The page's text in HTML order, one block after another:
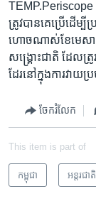
ត្រូវ​បាន​គេ​ប្រើ​ដើ
ហោច​ណាស់​ខែ​មេសា
សង្គ្រោះ​ជាតិ ដែល​ត្
ដែរ​នៅ​ក្នុង​ការ​វា
ចែករំលែក
This item is part of
កម្ពុជា អន្តរជាតិ